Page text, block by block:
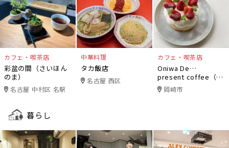
カフェ・喫茶店
彩盆の間（さいほん
のま）
名古屋 中村区 名駅
中華料理
タカ飯店
名古屋 西区
カフェ・喫茶店
Oniwa De…
present coffee（オ
ニワデ）
岡崎市
暮らし